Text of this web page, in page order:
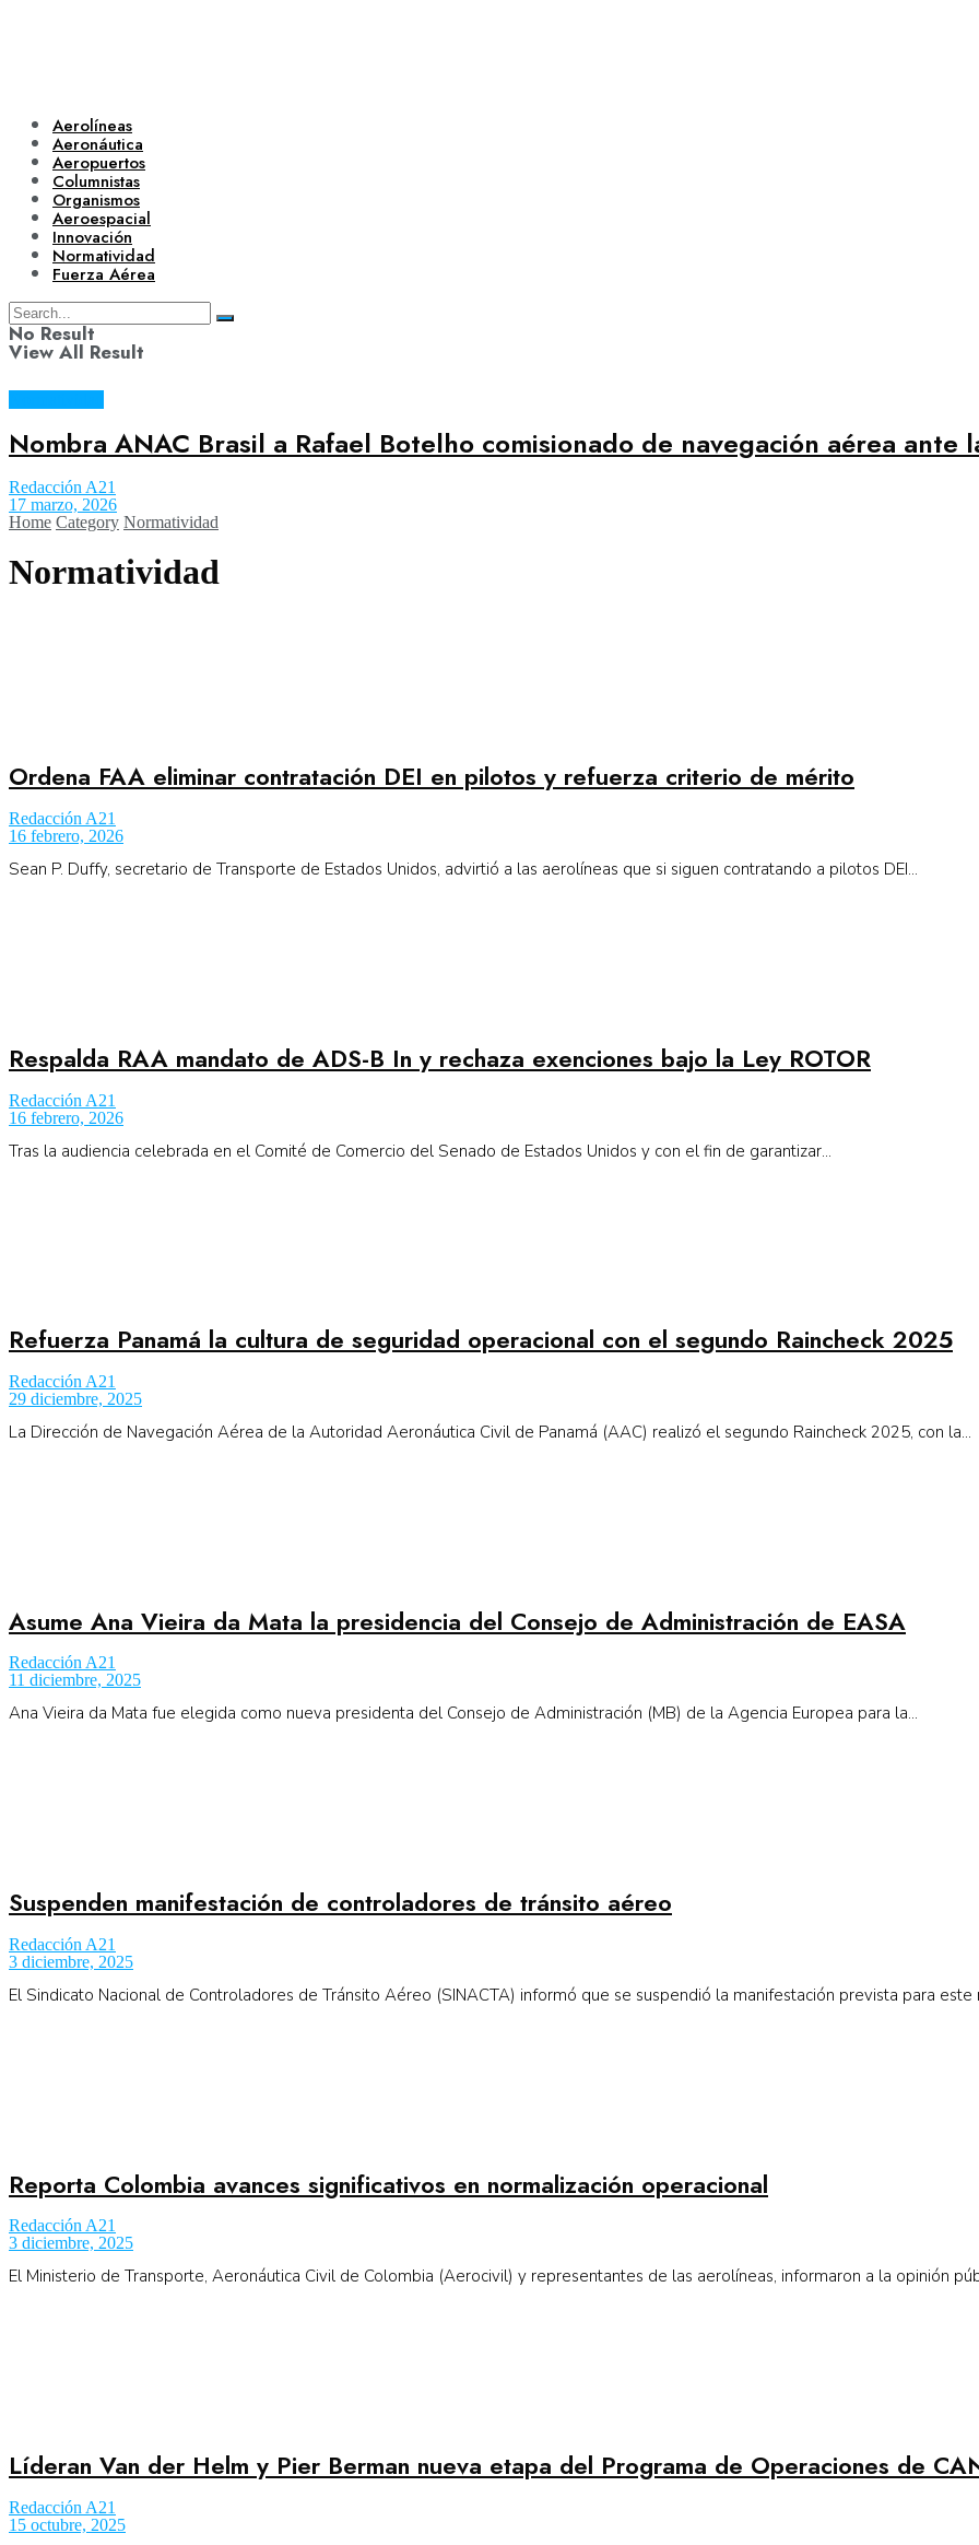
Aerolíneas
Aeronáutica
Aeropuertos
Columnistas
Organismos
Aeroespacial
Innovación
Normatividad
Fuerza Aérea
No Result
View All Result
Aerolíneas
Aeronáutica
Organismos
Aeroespacial
Fuerza Aérea
View All Result
View All Result
Nombra ANAC Brasil a Rafael Botelho comisionado de navegación aérea ante
Redacción A21
17 marzo, 2026
Home Category Normatividad
Normatividad
Ordena FAA eliminar contratación DEI en pilotos y refuerza criterio de mérito
Redacción A21
16 febrero, 2026
Sean P. Duffy, secretario de Transporte de Estados Unidos, advirtió a las aerolíneas que si siguen contratando a pilotos DEI...
Respalda RAA mandato de ADS-B In y rechaza exenciones bajo la Ley ROTOR
Redacción A21
16 febrero, 2026
Tras la audiencia celebrada en el Comité de Comercio del Senado de Estados Unidos y con el fin de garantizar...
Refuerza Panamá la cultura de seguridad operacional con el segundo Raincheck 2025
Redacción A21
29 diciembre, 2025
La Dirección de Navegación Aérea de la Autoridad Aeronáutica Civil de Panamá (AAC) realizó el segundo Raincheck 2025, con la...
Asume Ana Vieira da Mata la presidencia del Consejo de Administración de EASA
Redacción A21
11 diciembre, 2025
Ana Vieira da Mata fue elegida como nueva presidenta del Consejo de Administración (MB) de la Agencia Europea para la...
Suspenden manifestación de controladores de tránsito aéreo
Redacción A21
3 diciembre, 2025
El Sindicato Nacional de Controladores de Tránsito Aéreo (SINACTA) informó que se suspendió la manifestación prevista para este
Reporta Colombia avances significativos en normalización operacional
Redacción A21
3 diciembre, 2025
El Ministerio de Transporte, Aeronáutica Civil de Colombia (Aerocivil) y representantes de las aerolíneas, informaron a la opinión
Líderan Van der Helm y Pier Berman nueva etapa del Programa de Operaciones de
Redacción A21
15 octubre, 2025